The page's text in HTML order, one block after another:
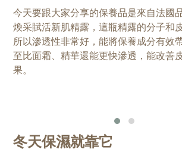
今天要跟大家分享的保養品是來自法國
煥采賦活新肌精露，這瓶精露的分子和
所以滲透性非常好，能將保養成分有效
至比面霜、精華還能更快滲透，能改善
果。
冬天保濕就靠它